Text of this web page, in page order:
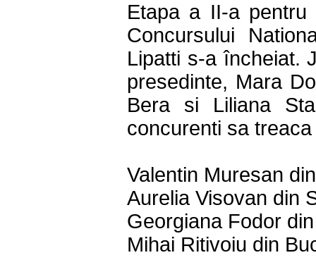
Etapa a II-a
Concursului
Lipatti s-a încheiat.
presedinte, Mara
Bera si Liliana
concurenti sa
Valentin Muresan
Aurelia Visovan din
Georgiana Fodor
Mihai Ritivoiu din